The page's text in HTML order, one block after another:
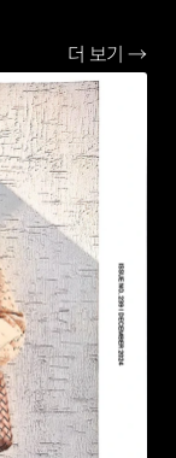
더 보기 →